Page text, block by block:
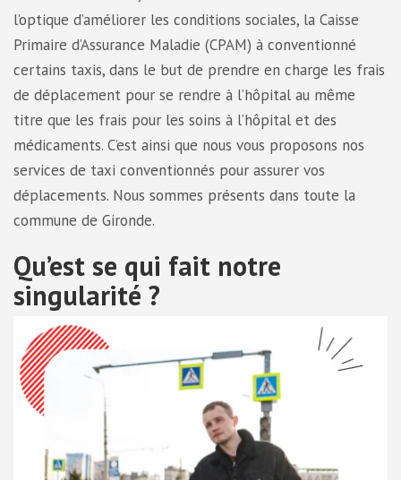
l’optique d’améliorer les conditions sociales, la Caisse
Primaire d’Assurance Maladie (CPAM) à conventionné
certains taxis, dans le but de prendre en charge les frais
de déplacement pour se rendre à l’hôpital au même
titre que les frais pour les soins à l’hôpital et des
médicaments. C’est ainsi que nous vous proposons nos
services de taxi conventionnés pour assurer vos
déplacements. Nous sommes présents dans toute la
commune de Gironde.
Qu’est se qui fait notre
singularité ?